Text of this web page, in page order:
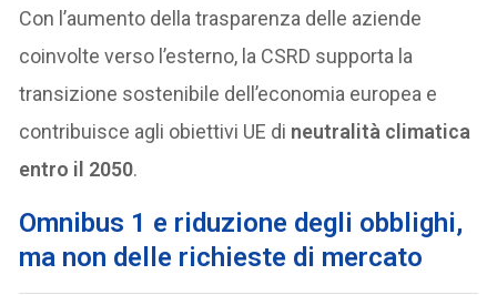
Con l’aumento della trasparenza delle aziende
coinvolte verso l’esterno, la CSRD supporta la
transizione sostenibile dell’economia europea e
contribuisce agli obiettivi UE di neutralità climatica
entro il 2050.
Omnibus 1 e riduzione degli obblighi,
ma non delle richieste di mercato